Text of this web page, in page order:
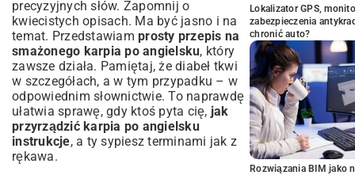
precyzyjnych słów. Zapomnij o
kwiecistych opisach. Ma być jasno i na
temat. Przedstawiam prosty przepis na
smażonego karpia po angielsku, który
zawsze działa. Pamiętaj, że diabeł tkwi
w szczegółach, a w tym przypadku – w
odpowiednim słownictwie. To naprawdę
ułatwia sprawę, gdy ktoś pyta cię, jak
przyrządzić karpia po angielsku
instrukcje, a ty sypiesz terminami jak z
rękawa.
Lokalizator GPS,
zabezpieczenia
chronić auto?
Rozwiązania BIM jako